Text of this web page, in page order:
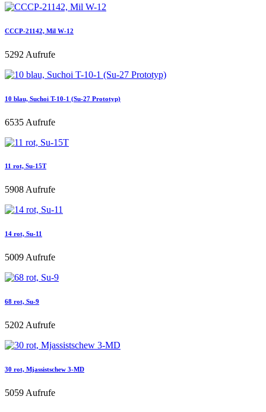
CCCP-21142, Mil W-12
5292 Aufrufe
10 blau, Suchoi T-10-1 (Su-27 Prototyp)
6535 Aufrufe
11 rot, Su-15T
5908 Aufrufe
14 rot, Su-11
5009 Aufrufe
68 rot, Su-9
5202 Aufrufe
30 rot, Mjassistschew 3-MD
5059 Aufrufe